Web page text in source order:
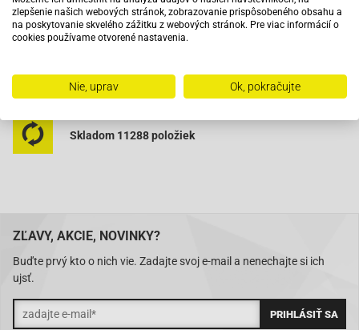
Pri objednaní do 12:00 tovar zajtra u vás
Na trhu od roku 2007
Skladom 11288 položiek
ZĽAVY, AKCIE, NOVINKY?
Buďte prvý kto o nich vie. Zadajte svoj e-mail a nenechajte si ich
ujsť.
zlepšenie našich webových stránok, zobrazovanie prispôsobeného obsahu a
na poskytovanie skvelého zážitku z webových stránok. Pre viac informácií o
cookies používame otvorené nastavenia.
Nie, uprav Ok, pokračujte